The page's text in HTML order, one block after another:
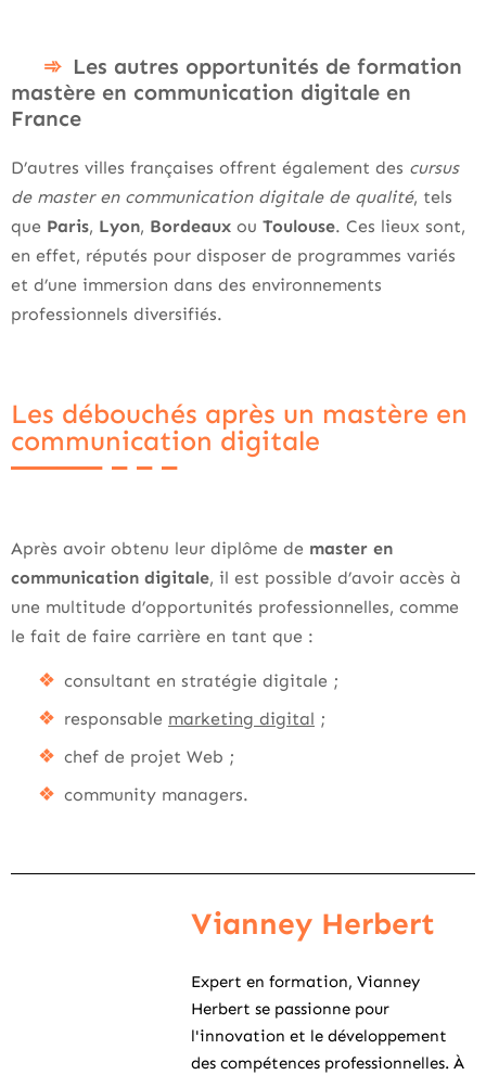
Les autres opportunités de formation
mastère en communication digitale en
France
D’autres villes françaises offrent également des cursus
de master en communication digitale de qualité, tels
que Paris, Lyon, Bordeaux ou Toulouse. Ces lieux sont,
en effet, réputés pour disposer de programmes variés
et d’une immersion dans des environnements
professionnels diversifiés.
Les débouchés après un mastère en
communication digitale
Après avoir obtenu leur diplôme de master en
communication digitale, il est possible d’avoir accès à
une multitude d’opportunités professionnelles, comme
le fait de faire carrière en tant que :
consultant en stratégie digitale ;
responsable marketing digital ;
chef de projet Web ;
community managers.
Vianney Herbert
Expert en formation, Vianney
Herbert se passionne pour
l'innovation et le développement
des compétences professionnelles. À